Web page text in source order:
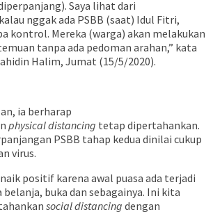
Saya lihat dari
nggak ada PSBB (saat) Idul Fitri,
kontrol. Mereka (warga) akan melakukan
tanpa ada pedoman arahan,” kata
Halim, Jumat (15/5/2020).
ia berharap
physical distancing tetap dipertahankan.
PSBB tahap kedua dinilai cukup
virus.
positif karena awal puasa ada terjadi
buka dan sebagainya. Ini kita
social distancing dengan